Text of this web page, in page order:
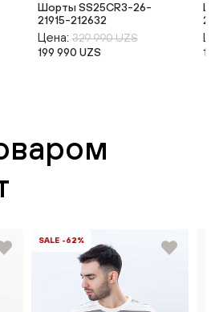
Шорты SS25CR3-26-
21915-212632
Цена: 329 990 UZS
199 990 UZS
SALE -62%